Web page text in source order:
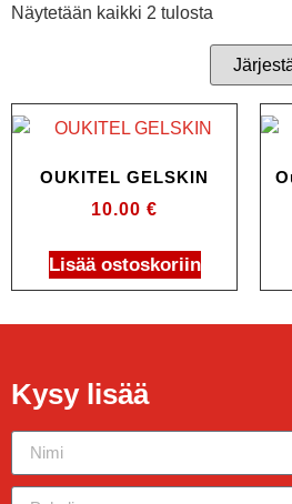
Näytetään kaikki 2 tulosta
OUKITEL GELSKIN
10.00 €
Lisää ostoskoriin
Kysy lisää